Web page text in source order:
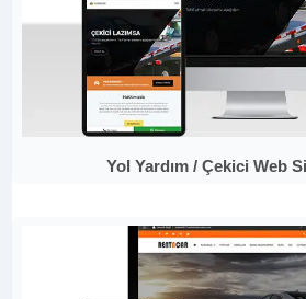
Yol Yardım / Çekici Web